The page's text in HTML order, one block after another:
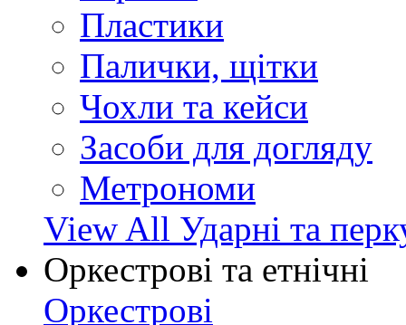
Пластики
Палички, щітки
Чохли та кейси
Засоби для догляду
Метрономи
View All Ударні та
Оркестрові та етнічні
Оркестрові